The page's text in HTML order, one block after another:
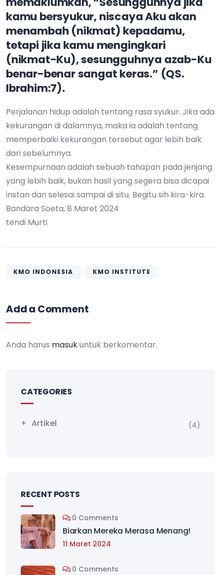
kamu bersyukur, niscaya Aku akan
menambah (nikmat) kepadamu,
tetapi jika kamu mengingkari
(nikmat-Ku), sesungguhnya azab-Ku
benar-benar sangat keras.” (QS.
Ibrahim:7).
Perjalanan hidup adalah tentang rasa syukur. Jika ada
kekurangan di dalamnya, maka ia adalah tentang
memperbaiki kekurangan tersebut agar lebih baik
dari sebelumnya.
Kesempurnaan adalah sebuah tahapan pada jenjang
yang lebih baik, bukan hasil yang segera bisa dicapai
instan dan selesai sampai di situ. Begitu sih kira-kira.
Bandara Soeta, 8 Maret 2024
tendi Murti
KMO INDONESIA KMO INSTITUTE
Add a Comment
Anda harus masukuntuk berkomentar.
CATEGORIES
Artikel (4)
RECENT POSTS
0 Comments
Biarkan Mereka Merasa Menang!
11 Maret 2024
0 Comments